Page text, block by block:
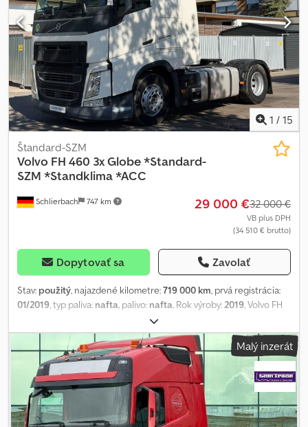
1 / 15
Schlierbach 747 km
Štandard-SZM
Volvo FH 460 3x Globe *Standard-
SZM *Standklima *ACC
29 000 €32 000 €
VB plus DPH
(34 510 € brutto)
Dopytovať sa Zavolať
Stav: použitý, najazdené kilometre:719 000 km, prvá registrácia:
01/2019, typ paliva: nafta, palivo: nafta, Rok výroby:2019, Volvo FH
460 SZM Globetrotter Standard ! K dispozícii 3 kusy ! Dksdpfjy Hgn
Iox Abfer • EURO 6 • Péra/ vzduchové odpruženie • I-Shift
automatická prevodovka • VEB-Plus • Uzávierka diferenciálu •
Asistent rozjazdu do kopca • Asistent udržiavania v jazdnom pruhu
• Núdzový brzdový asistent • Adaptívny tempomat • Automatická
klimatizácia • Stacionárna klimatizácia • Stacionárne kúrenie •
Cúvacia kamera • 1 posteľ • Skrinka nad posteľou • Spojler •
Chladnička • CD-Rádio • Bluetooth • Aux • USB • Navigácia •
Malý inzerát